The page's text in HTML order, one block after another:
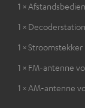
1 ×
1 ×
1 ×
1 × FM-antenne
1 × AM-antenne